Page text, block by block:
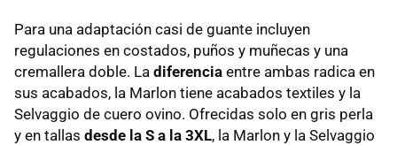
Para una adaptación casi de guante incluyen
regulaciones en costados, puños y muñecas y una
cremallera doble. La diferencia entre ambas radica en
sus acabados, la Marlon tiene acabados textiles y la
Selvaggio de cuero ovino. Ofrecidas solo en gris perla
y en tallas desde la S a la 3XL, la Marlon y la Selvaggio